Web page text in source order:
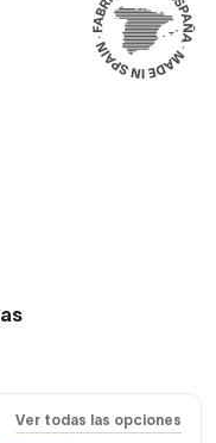
Ver todas las opciones